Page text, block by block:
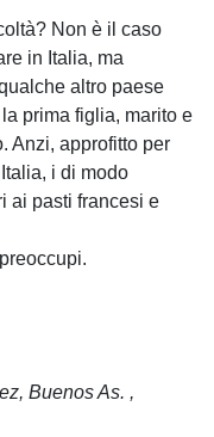
Non è il caso
in Italia, ma
altro paese
prima figlia, marito e
Anzi, approfitto per
i di modo
ai pasti francesi e
Buenos As. ,